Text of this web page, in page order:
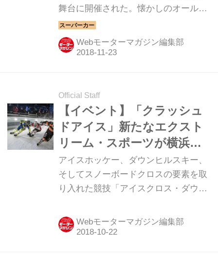
舞台に開催された。懐かしのオール
ド・ランボから最新モデルまで、1日
にこれだけたくさんのランボルギーニ
車を見たのは生まれて初めてかも？ イ
Webモーターマガジン編集部
Official Staff
【イベント】「クラッシュ
ドアイス」新たなエクスト
リーム・スポーツが横浜に
やって来る！
アイスホッケー、ダウンヒルスキー、
そしてスノーボードクロスの要素を取
り入れた競技「アイスクロス・ダウン
ル・クラッシュドアイス・ワールドチ
ャンピオンシップの2018‒19シーズン
Webモーターマガジン編集部